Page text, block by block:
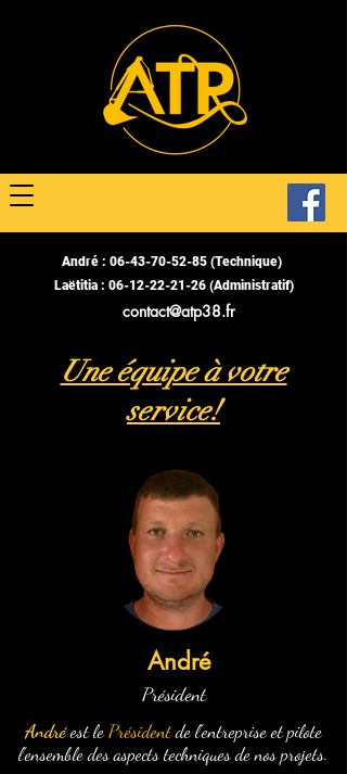
contact@atp38.fr
André : 06-43-70-52-85 (Technique)
Laëtitia : 06-12-22-21-26(Administratif)
Une équipe à votre
service!
André
Président
Andréest lePrésidentde l'entreprise et pilote
l'ensemble des aspects techniques de nos projets.